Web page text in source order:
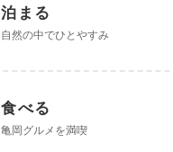
泊まる
自然の中でひとやすみ
食べる
亀岡グルメを満喫